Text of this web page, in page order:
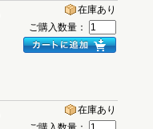
在庫あり
ご購入数量：
在庫あり